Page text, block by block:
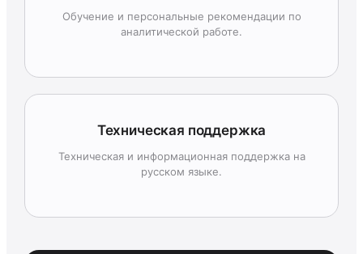
Обучение и персональные рекомендации по
аналитической работе.
Техническая поддержка
Техническая и информационная поддержка на
русском языке.